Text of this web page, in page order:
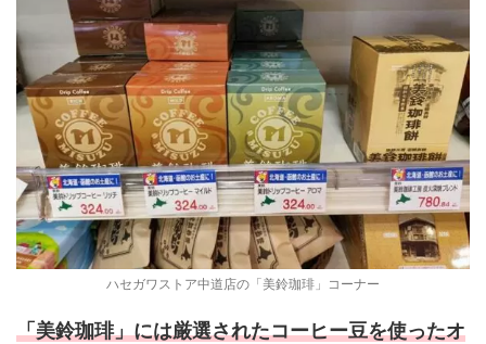
ハセガワストア中道店の「美鈴珈琲」コーナー
「美鈴珈琲」には厳選されたコーヒー豆を使ったオ